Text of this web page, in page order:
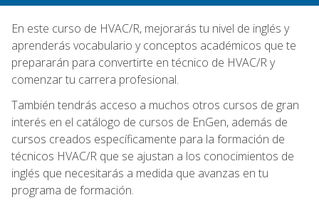
En este curso de HVAC/R, mejorarás tu nivel de inglés y
aprenderás vocabulario y conceptos académicos que te
prepararán para convertirte en técnico de HVAC/R y
comenzar tu carrera profesional.
También tendrás acceso a muchos otros cursos de gran
interés en el catálogo de cursos de EnGen, además de
cursos creados específicamente para la formación de
técnicos HVAC/R que se ajustan a los conocimientos de
inglés que necesitarás a medida que avanzas en tu
programa de formación.